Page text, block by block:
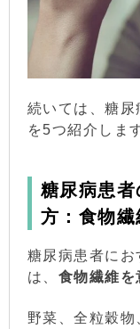
続いては、糖尿
を5つ紹介しま
糖尿病患者
方：食物
糖尿病患者にお
は、 食物繊維を
野菜、全粒穀物